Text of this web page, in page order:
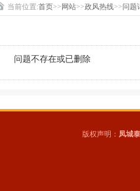
当前位置:首页>> 网站>>政风热线>>问题
问题不存在或已删除
版权声明： 凤城